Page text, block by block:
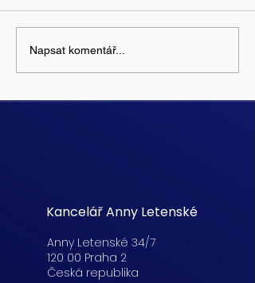
Napsat komentář...
Kancelář Anny Letenské
Anny Letenské 34/7
120 00 Praha 2
Česká republika